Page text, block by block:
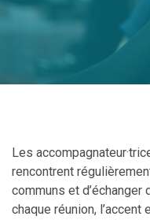
Les
rencontrent
communs et d’échanger
chaque réunion,